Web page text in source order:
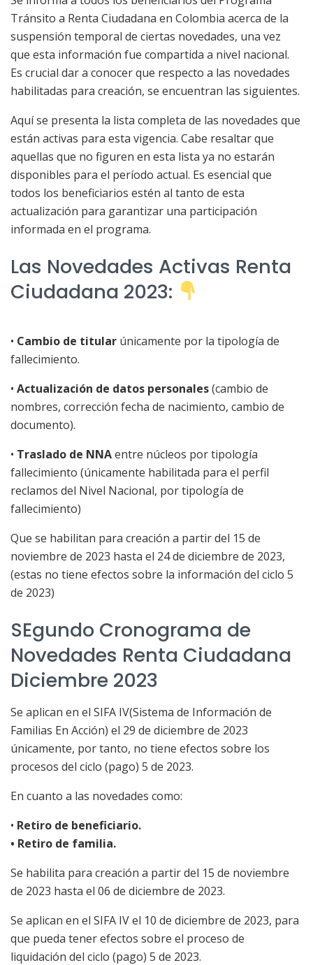
Tránsito a Renta Ciudadana en Colombia acerca de la
suspensión temporal de ciertas novedades, una vez
que esta información fue compartida a nivel nacional.
Es crucial dar a conocer que respecto a las novedades
habilitadas para creación, se encuentran las siguientes.
Aquí se presenta la lista completa de las novedades que
están activas para esta vigencia. Cabe resaltar que
aquellas que no figuren en esta lista ya no estarán
disponibles para el período actual. Es esencial que
todos los beneficiarios estén al tanto de esta
actualización para garantizar una participación
informada en el programa.
Las Novedades Activas Renta
Ciudadana 2023:
• Cambio de titular únicamente por la tipología de
fallecimiento.
• Actualización de datos personales(cambio de
nombres, corrección fecha de nacimiento, cambio de
documento).
• Traslado de NNAentre núcleos por tipología
fallecimiento (únicamente habilitada para el perfil
reclamos del Nivel Nacional, por tipología de
fallecimiento)
Que se habilitan para creación a partir del 15 de
noviembre de 2023 hasta el 24 de diciembre de 2023,
(estas no tiene efectos sobre la información del ciclo 5
de 2023)
SEgundo Cronograma de
Novedades Renta Ciudadana
Diciembre 2023
Se aplican en el SIFA IV(Sistema de Información de
Familias En Acción) el 29 de diciembre de 2023
únicamente, por tanto, no tiene efectos sobre los
procesos del ciclo (pago) 5 de 2023.
En cuanto a las novedades como:
• Retiro de beneficiario.
• Retiro de familia.
Se habilita para creación a partir del 15 de noviembre
de 2023 hasta el 06 de diciembre de 2023.
Se aplican en el SIFA IV el 10 de diciembre de 2023, para
que pueda tener efectos sobre el proceso de
liquidación del ciclo (pago) 5 de 2023.